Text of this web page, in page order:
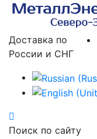
Доставка по
России и СНГ
Поиск по сайту